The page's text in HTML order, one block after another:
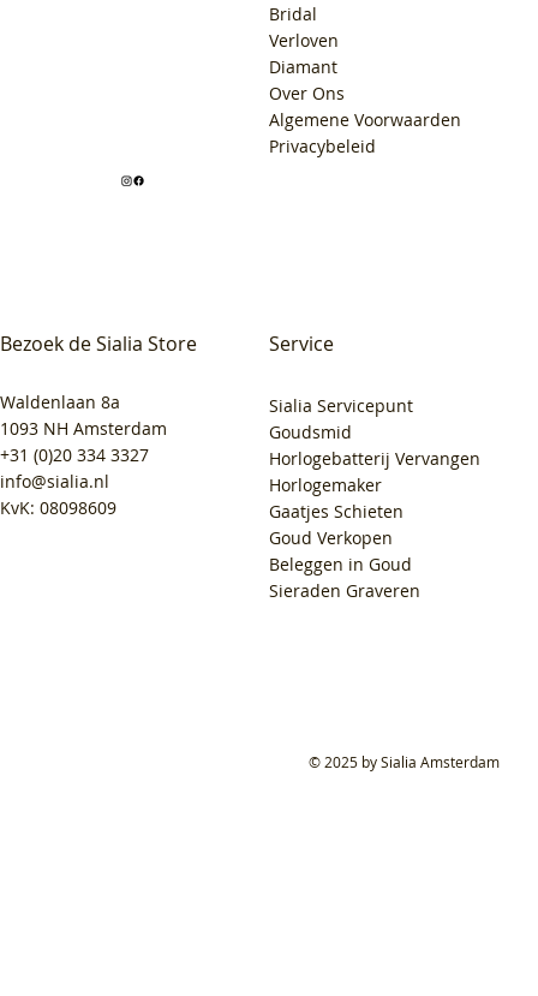
Bezoek de Sialia Store
Waldenlaan 8a
1093 NH Amsterdam
+31 (0)20 334 3327
info@sialia.nl
KvK: 08098609
Bridal
Verloven
Diamant
Over Ons
Algemene Voorwaarden
Privacybeleid
Service
Sialia Servicepunt
Goudsmid
Horlogebatterij Vervangen
Horlogemaker
Gaatjes Schieten
Goud Verkopen
Beleggen in Goud
Sieraden Graveren
© 2025 by Sialia Amsterdam